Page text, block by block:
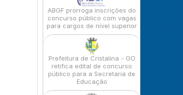
ABGF prorroga inscrições do
concurso público com vagas
para cargos de nível superior
Prefeitura de Cristalina - GO
retifica edital de concurso
público para a Secretaria de
Educação